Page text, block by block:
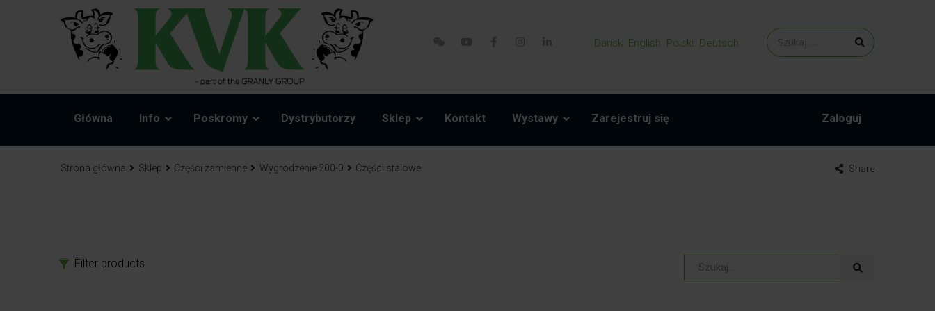
Dansk English Polski Deutsch
Główna Info Poskromy Dystrybutorzy Sklep Kontakt Wystawy Zarejestruj się Zaloguj
Strona główna Sklep Części zamienne Wygrodzenie 200-0 Części stalowe Share
Filter products